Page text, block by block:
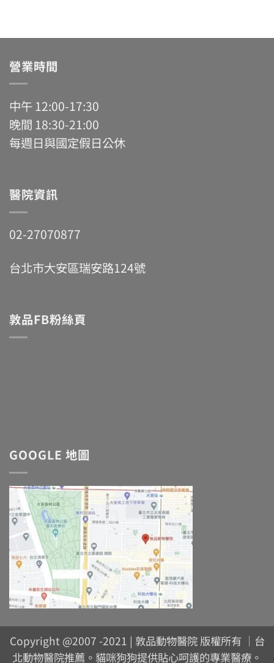
營業時間
中午 12:00-17:30
晚間 18:30-21:00
每週日與國定假日公休
醫院資訊
02-27070877
台北市大安區瑞安路124號
敦品FB粉絲頁
GOOGLE 地圖
Copyright @2007 -2021 | 敦品動物醫院 版權所有 ｜台
北動物醫院推薦。貓咪狗狗提供貼心呵護的專業醫療。